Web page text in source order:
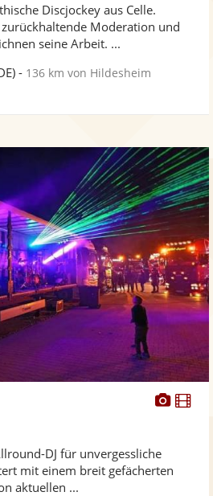
Discjockey aus Celle.
Moderation und
seine Arbeit. ...
- 136 km von Hildesheim
DJ für unvergessliche
mit einem breit gefächerten
aktuellen ...